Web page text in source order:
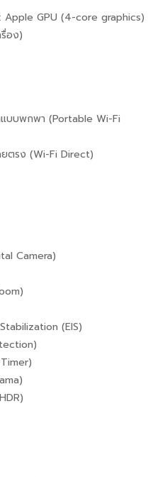
Apple GPU (4-core graphics)
อง)
บบพกพา (Portable Wi-Fi
ยตรง (Wi-Fi Direct)
Camera)
(EIS)